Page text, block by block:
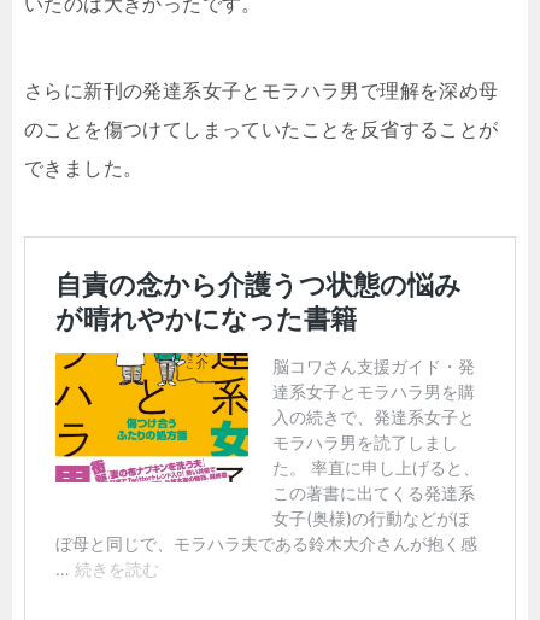
いたのは大きかったです。
さらに新刊の発達系女子とモラハラ男で理解を深め母
のことを傷つけてしまっていたことを反省することが
できました。